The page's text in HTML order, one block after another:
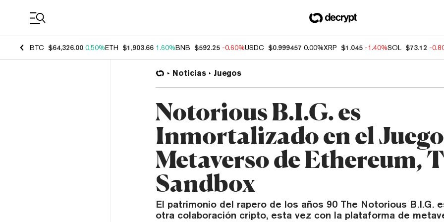
BTC $64,326.00 0.50%ETH $1,903.66 1.60%BNB $592.25 -0.60%USDC $0.999457 0.00%XRP $1.045 -1.40%SOL $73.12 -
Noticias Juegos
Notorious B.I.G. es
Inmortalizado en el
Metaverso de Ethereum,
Sandbox
El patrimonio del rapero de los años 90 The Notorious B.I.G.
otra colaboración cripto, esta vez con la plataforma de